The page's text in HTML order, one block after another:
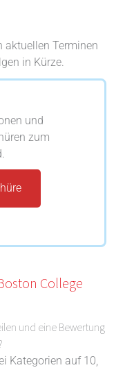
aktuellen Terminen
in Kürze.
und
zum
College
und eine Bewertung
Kategorien auf 10,